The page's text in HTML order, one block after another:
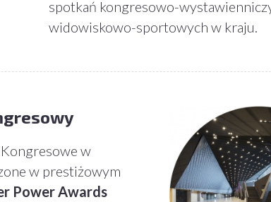
spotkań kongresowo-
widowiskowo-sportowych w kraju.
w
w prestiżowym
Power Awards